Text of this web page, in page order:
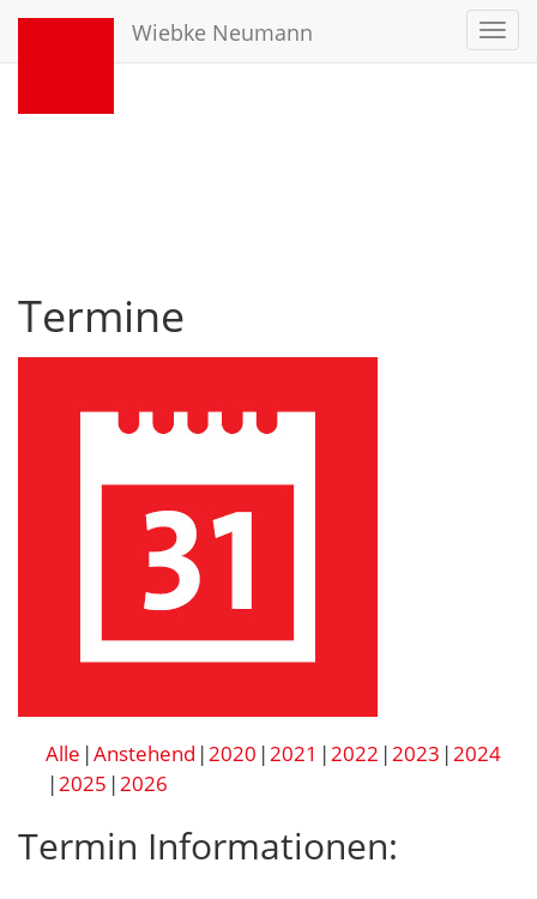
Wiebke Neumann
Termine
Alle Anstehend 2020 2021 2022 2023 2024
2025 2026
Termin Informationen: